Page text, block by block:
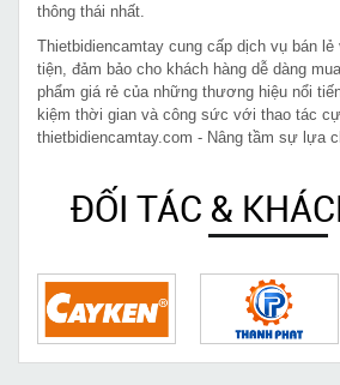
thông thái nhất.
Thietbidiencamtay cung cấp dịch vụ bán lẻ
tiện, đảm bảo cho khách hàng dễ dàng
phẩm giá rẻ của những thương hiệu nổi
kiệm thời gian và công sức với thao tác
thietbidiencamtay.com - Nâng tầm sự lựa
ĐỐI TÁC &